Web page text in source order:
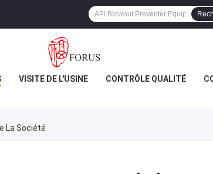
VISITE DE L'USINE CONTRÔLE QUALITÉ
La Société